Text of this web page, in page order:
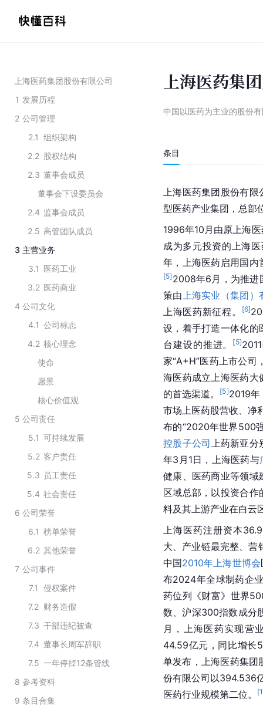
上海医药集团股份有限公司
1 发展历程
2 公司管理
2.1 组织架构
2.2 股权结构
2.3 董事会成员
董事会下设委员会
2.4 监事会成员
2.5 高管团队成员
3 主营业务
3.1 医药工业
3.2 医药商业
4 公司文化
4.1 公司标志
4.2 核心理念
使命
愿景
核心价值观
5 公司责任
5.1 可持续发展
5.2 客户责任
5.3 员工责任
5.4 社会责任
6 公司荣誉
6.1 榜单荣誉
6.2 其他荣誉
7 公司事件
7.1
侵权案件
7.2 财务造假
7.3 干部违纪被查
7.4 董事长周军辞职
7.5 一年停掉12条管线
8 参考资料
9 条目合集
上海医药集
中国以医药为主业的股份
条目
上海医药集团 股份有限
型医药产业集团，总部
1996年10月由原 上海
成为多元投资的上海
年，上海医药启用国内
[5] 2008年6月，为推进
策由 上海实业（集团）
上海医药新征程。
[6]
设，着手打造一体化的
台建设的推进。
[5]
家“A+H”医药上市公司
海医药成立上海医药大
的首选渠道。
[5]2019年
市场上医药股营收、净
布的“2020年世界500
控股子公司 上药新亚
年3月1日，上海医药与
健康 、医药商业等领
区域总部，以投资合
料及其上游产业在白云
上海医药注册资本
大、产业链最完整、营
中国2010年上海世博会
布2024年全球制药企
药位列《财富》世界
数、沪深300指数成分
月，上海医药实现营
44.59亿元，同比增长
单发布，上海医药集
份有限公司以394.536
医药行业规模第二位。
[